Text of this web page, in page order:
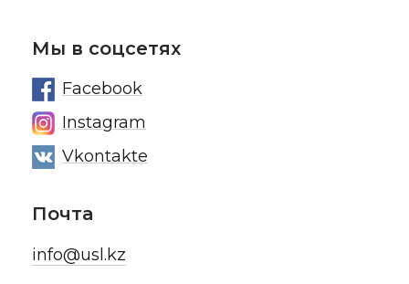
Мы в соцсетях
Facebook
Instagram
Vkontakte
Почта
info@usl.kz